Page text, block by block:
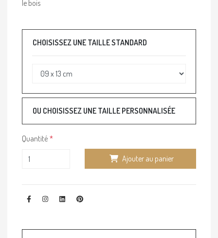
le bois
CHOISISSEZ UNE TAILLE STANDARD
OU CHOISISSEZ UNE TAILLE PERSONNALISÉE
Quantité
Ajouter au panier